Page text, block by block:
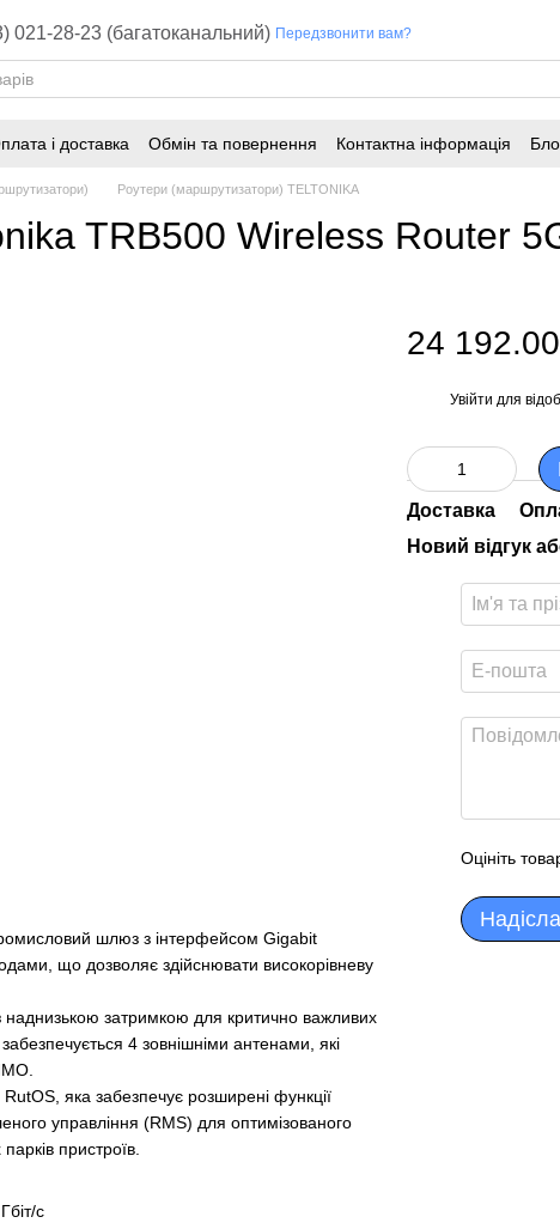
021-28-23 (багатоканальний) Передзвонити вам?
і доставка Обмін та повернення Контактна інформація
Роутери (маршрутизатори) TELTONIKA
TRB500 Wireless Router
шлюз з інтерфейсом Gigabit
що дозволяє здійснювати високорівневу
наднизькою затримкою для критично важливих
4 зовнішніми антенами, які
яка забезпечує розширені функції
управління (RMS) для оптимізованого
пристроїв.
с
24
Увійти для
Доставка
Новий відгук
Оцініть